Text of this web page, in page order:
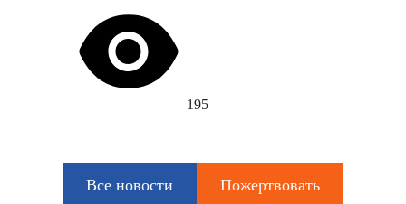
195
Все новости Пожертвовать